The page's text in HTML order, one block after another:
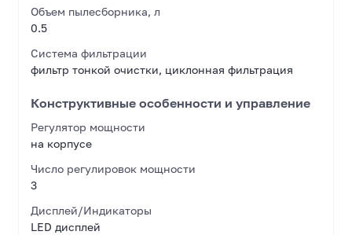
Объем пылесборника, л
0.5
Система фильтрации
фильтр тонкой очистки, циклонная фильтрация
Конструктивные особенности и управление
Регулятор мощности
на корпусе
Число регулировок мощности
3
Дисплей/Индикаторы
LED дисплей